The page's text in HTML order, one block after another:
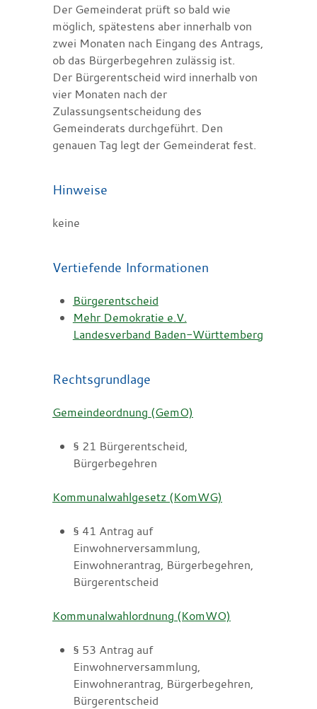
Der Gemeinderat prüft so bald wie
möglich, spätestens aber innerhalb von
zwei Monaten nach Eingang des Antrags,
ob das Bürgerbegehren zulässig ist.
Der Bürgerentscheid wird innerhalb von
vier Monaten nach der
Zulassungsentscheidung des
Gemeinderats durchgeführt. Den
genauen Tag legt der Gemeinderat fest.
Hinweise
keine
Vertiefende Informationen
Bürgerentscheid
Mehr Demokratie e.V.
Landesverband Baden-Württemberg
Rechtsgrundlage
Gemeindeordnung (GemO)
§ 21 Bürgerentscheid,
Bürgerbegehren
Kommunalwahlgesetz (KomWG)
§ 41 Antrag auf
Einwohnerversammlung,
Einwohnerantrag, Bürgerbegehren,
Bürgerentscheid
Kommunalwahlordnung (KomWO)
§ 53 Antrag auf
Einwohnerversammlung,
Einwohnerantrag, Bürgerbegehren,
Bürgerentscheid